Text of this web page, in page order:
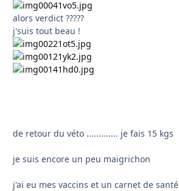
alors verdict ?????
j'suis tout beau !
de retour du véto ............. je fais 15 kgs
je suis encore un peu maigrichon
j'ai eu mes vaccins et un carnet de santé